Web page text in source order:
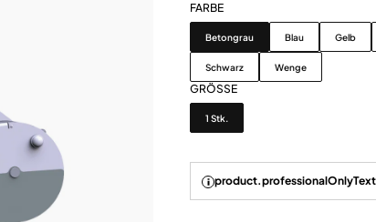
FARBE
Farbe
Betongrau Blau Gelb
Schwarz Wenge
GRÖSSE
Grösse
1 Stk.
product.professionalOnlyText